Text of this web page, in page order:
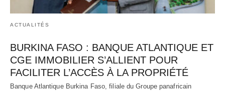
ACTUALITÉS
BURKINA FASO : BANQUE ATLANTIQUE ET
CGE IMMOBILIER S’ALLIENT POUR
FACILITER L’ACCÈS À LA PROPRIÉTÉ
Banque Atlantique Burkina Faso, filiale du Groupe panafricain